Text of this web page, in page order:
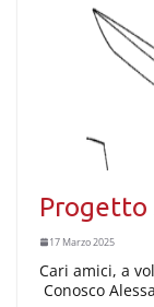
Progetto
17 Marzo 2025
Cari amici, a
Conosco